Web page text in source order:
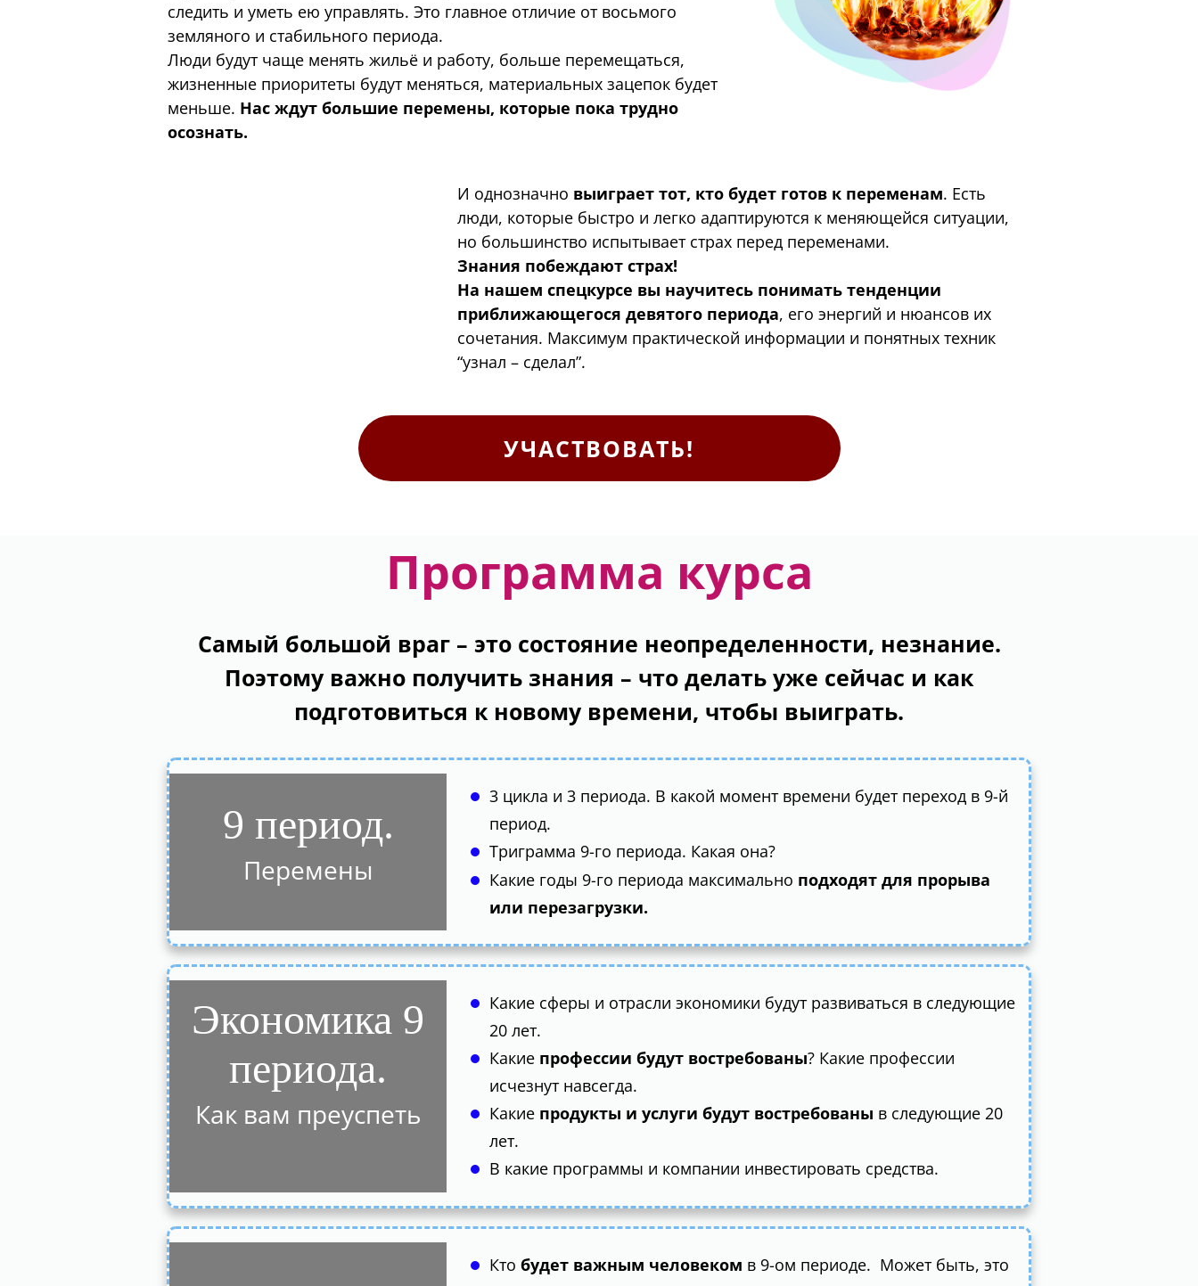
следить и уметь ею управлять. Это главное отличие от восьмого
земляного и стабильного периода.
Люди будут чаще менять жильё и работу, больше перемещаться,
жизненные приоритеты будут меняться, материальных зацепок будет
меньше. Нас ждут большие перемены, которые пока трудно
осознать.
И однозначно выиграет тот, кто будет готов к переменам. Есть
люди, которые быстро и легко адаптируются к меняющейся ситуации,
но большинство испытывает страх перед переменами.
Знания побеждают страх!
На нашем спецкурсе вы научитесь понимать тенденции
приближающегося девятого периода, его энергий и нюансов их
сочетания. Максимум практической информации и понятных техник
“узнал – сделал”.
УЧАСТВОВАТЬ!
Программа курса
Самый большой враг – это состояние неопределенности, незнание.
Поэтому важно получить знания – что делать уже сейчас и как
подготовиться к новому времени, чтобы выиграть.
9 период.
Перемены
3 цикла и 3 периода. В какой момент времени будет переход в 9-й
период.
Триграмма 9-го периода. Какая она?
Какие годы 9-го периода максимально подходят для прорыва
или перезагрузки.
Экономика 9
периода.
Как вам преуспеть
Какие сферы и отрасли экономики будут развиваться в следующие
20 лет.
Какие профессии будут востребованы? Какие профессии
исчезнут навсегда.
Какие продукты и услуги будут востребованы в следующие 20
лет.
В какие программы и компании инвестировать средства.
Ктобудет важным человеком в 9-ом периоде. Может быть, это